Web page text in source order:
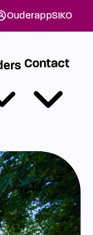
OuderappSIKO
Contact